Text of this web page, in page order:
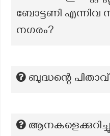
ബോട്ടണി എന്നിവ
നഗരം?
ബുദ്ധന്റെ